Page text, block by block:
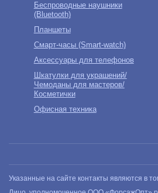
Беспроводные наушники
(Bluetooth)
Планшеты
Смарт-часы (Smart-watch)
Аксессуары для телефонов
Шкатулки для украшений/
Чемоданы для мастеров/
Косметички
Офисная техника
Указанные на сайте контакты являются в